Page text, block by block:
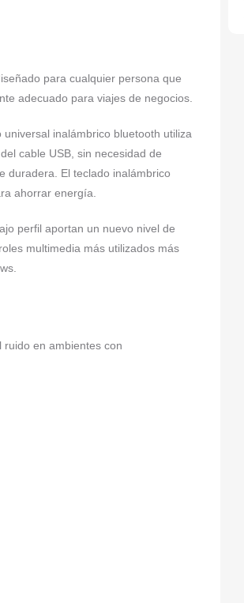
para cualquier persona que
adecuado para viajes de negocios.
universal inalámbrico bluetooth utiliza
cable USB, sin necesidad de
duradera. El teclado inalámbrico
ahorrar energía.
perfil aportan un nuevo nivel de
multimedia más utilizados más
en ambientes con